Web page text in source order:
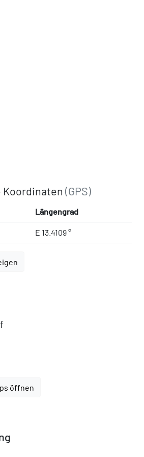
Koordinaten(GPS)
Längengrad
E 13.4109 °
öffnen